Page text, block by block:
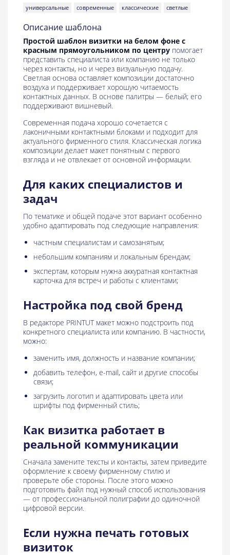
универсальные современные классические светлые
Описание шаблона
Простой шаблон визитки на белом фоне с
красным прямоугольником по центру помогает
представить специалиста или компанию не только
через контакты, но и через визуальную подачу.
Светлая основа оставляет композиции достаточно
воздуха и поддерживает хорошую читаемость
контактных данных. В основе палитры — белый; его
поддерживают вишневый.
Современная подача хорошо сочетается с
лаконичными контактными блоками и подходит для
актуального фирменного стиля. Классическая логика
композиции делает макет понятным с первого
взгляда и не отвлекает от основной информации.
Для каких специалистов и
задач
По тематике и общей подаче этот вариант особенно
удобно адаптировать под следующие направления:
частным специалистам и самозанятым;
небольшим компаниям и локальным брендам;
экспертам, которым нужна аккуратная контактная
карточка для встреч и работы с клиентами;
Настройка под свой бренд
В редакторе PRINTUT макет можно подстроить под
конкретного специалиста или компанию. В частности,
можно:
заменить имя, должность и название компании;
добавить телефон, e-mail, сайт и другие способы
связи;
загрузить логотип и адаптировать цвета или
шрифты под фирменный стиль;
Как визитка работает в
реальной коммуникации
Сначала замените тексты и контакты, затем приведите
оформление к своему фирменному стилю и
проверьте обе стороны. После этого можно
подготовить файл под нужный способ использования
— от профессиональной полиграфии до одиночной
цифровой версии.
Если нужна печать готовых
визиток